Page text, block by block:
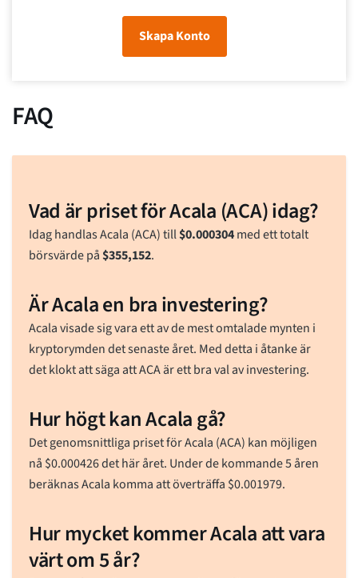
Skapa Konto
FAQ
Vad är priset för Acala (ACA) idag?
Idag handlas Acala (ACA) till$0.000304med ett totalt
börsvärde på$355,152.
Är Acala en bra investering?
Acala visade sig vara ett av de mest omtalade mynten i
kryptorymden det senaste året. Med detta i åtanke är
det klokt att säga att ACA är ett bra val av investering.
Hur högt kan Acala gå?
Det genomsnittliga priset för Acala (ACA) kan möjligen
nå $0.000426det här året. Under de kommande 5 åren
beräknas Acala komma att överträffa $0.001979.
Hur mycket kommer Acala att vara
värt om 5 år?